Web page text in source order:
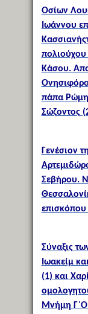
Οσίων
Ιωάννου
πολιούχου
Κάσου.
πάπα
Σώζοντος
Γενέσιον
Σεβήρου.
επισκόπου
Σύναξις
Ιωακείμ
(1) και
Μνήμη